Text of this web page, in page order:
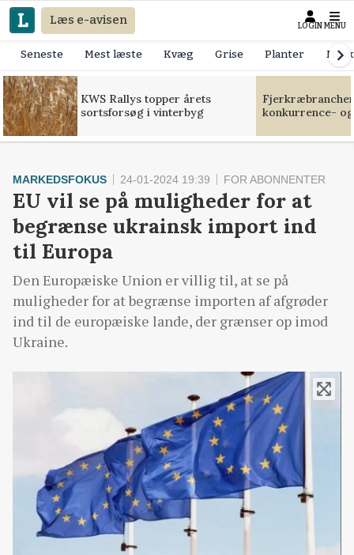
Læs e-avisen LOGIN MENU
Seneste Mest læste Kvæg Grise Planter
KWS Rallys topper årets
sortsforsøg i vinterbyg
konkurrence-
MARKEDSFOKUS 24-01-2024 19:39 FOR ABONNENTER
EU vil se på muligheder for at
begrænse ukrainsk import ind
til Europa
Den Europæiske Union er villig til, at se på
muligheder for at begrænse importen af afgrøder
ind til de europæiske lande, der grænser op imod
Ukraine.